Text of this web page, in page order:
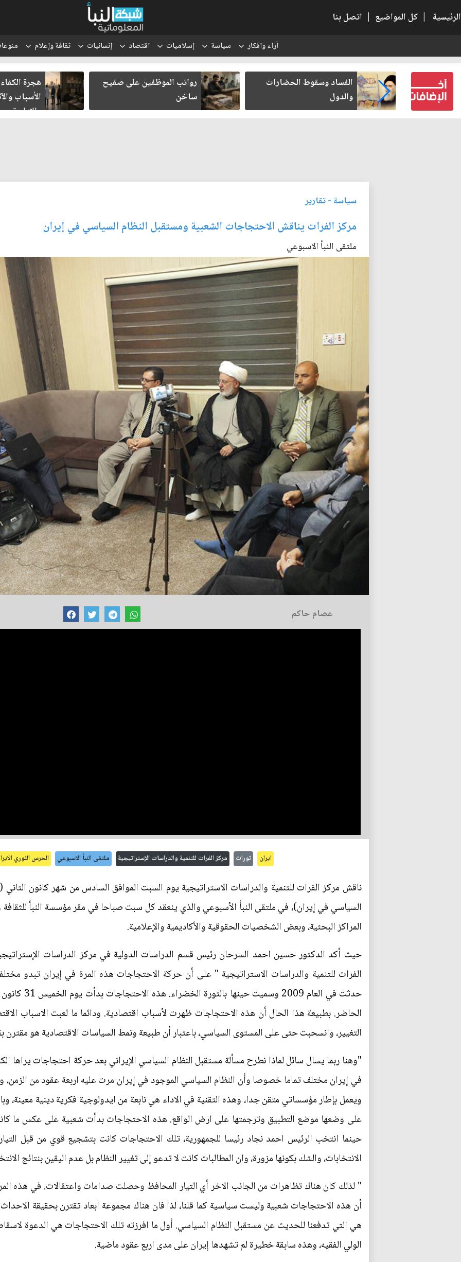
الرئيسية | كل المواضيع | اتصل بنا
آراء وافكار سياسة إسلاميات اقتصاد إنسانيات ثقافة وإعلام
كتب لنفسه
الفساد وسقوط الحضارات
والدول
رواتب الموظفين على صفيح
ساخن
هجرة
الأسباب
والإدارية
سياسة-تقارير
مركز الفرات يناقش الاحتجاجات الشعبية ومستقبل النظام السياسي في إيران
ملتقى النبأ الاسبوعي
عصام حاكم
ايران ثورات مركز الفرات للتنمية والدراسات الإستراتيجية ملتقى النبأ الاسبوعي الحرس الثوري
ناقش مركز الفرات للتنمية والدراسات الاستراتيجية يوم السبت الموافق السادس من شهر كانون
السياسي في إيران)، في ملتقى النبأ الأسبوعي والذي ينعقد كل سبت صباحا في مقر مؤسسة النبأ
المراكز البحثية، وبعض الشخصيات الحقوقية والأكاديمية والإعلامية.
حيث أكد الدكتور حسين احمد السرحان رئيس قسم الدراسات الدولية في مركز الدراسات
الفرات للتنمية والدراسات الاستراتيجية " على أن حركة الاحتجاجات هذه المرة في إيران تبدو
الحاضر. بطبيعة هذا الحال أن هذه الاحتجاجات ظهرت لأسباب اقتصادية. ودائما ما لعبت الاسباب
التغيير، وانسحبت حتى على المستوى السياسي، باعتبار أن طبيعة ونمط السياسات الاقتصادية هو مقترن
"وهنا ربما يسال سائل لماذا نطرح مسألة مستقبل النظام السياسي الإيراني بعد حركة احتجاجات يراها
في إيران مختلف تماما خصوصا وأن النظام السياسي الموجود في إيران مرت عليه اربعة عقود من
ويعمل بإطار مؤسساتي متقن جدا، وهذه التقنية في الاداء هي نابعة من ايدولوجية فكرية دينية معينة،
حينما انتخب الرئيس احمد نجاد رئيسا للجمهورية، تلك الاحتجاجات كانت بتشجيع قوي من قبل
الانتخابات، والشك بكونها مزورة، وان المطالبات كانت لا تدعو إلى تغيير النظام بل عدم اليقين بنتائج
" لذلك كان هناك تظاهرات من الجانب الاخر أي التيار المحافظ وحصلت صدامات واعتقالات. في هذه
أن هذه الاحتجاجات شعبية وليست سياسية كما قلنا، لذا فان هناك مجموعة ابعاد تقترن بحقيقة الاحداث
هي التي تدفعنا للحديث عن مستقبل النظام السياسي. أول ما افرزته تلك الاحتجاجات هي الدعوة
الولي الفقيه، وهذه سابقة خطيرة لم تشهدها إيران على مدى اربع عقود ماضية.